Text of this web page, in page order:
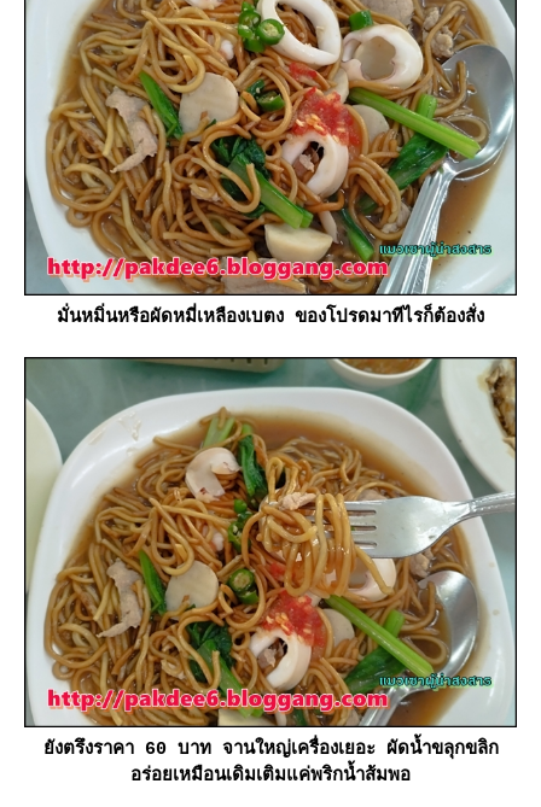
มั่นหมิ่นหรือผัดหมี่เหลืองเบตง ของโปรดมาทีไรก็ต้องสั่ง
ังตรึงราคา 60 บาท จานใหญ่เครื่องเยอะ ผัดน้ำขลุกขลิก
อร่อยเหมือนเดิมเติมแค่พริกน้ำส้มพอ